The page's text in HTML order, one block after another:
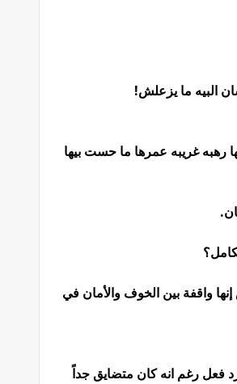
البيه ما يزعلش!
رهبه غريبه عمرها ما حست بيها
واقفة بين الخوف والأمان في
رغم انه كان متضايق جداً